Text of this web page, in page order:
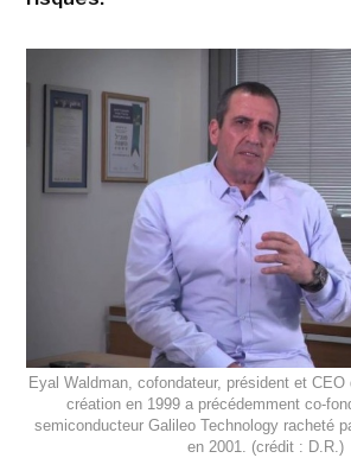
Eyal Waldman, cofondateur, président et
création en 1999 a précédemment co-
semiconducteur Galileo Technology racheté
en 2001. (crédit : D.R.)